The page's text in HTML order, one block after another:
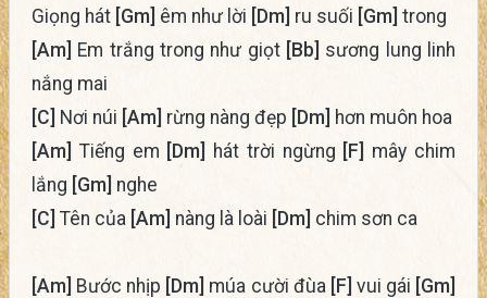
Giọng hát [Gm] êm như lời [Dm] ru suối [Gm] trong
[Am]
Em trắng trong như giọt [Bb] sương lung linh
nắng mai
[C] Nơi núi [Am] rừng nàng đẹp [Dm] hơn muôn hoa
[Am]
Tiếng em [Dm] hát trời ngừng [F]
mây chim
lắng [Gm] nghe
[C] Tên của [Am] nàng là loài [Dm] chim sơn ca
[Am] Bước nhịp [Dm] múa cười đùa [F] vui gái [Gm]